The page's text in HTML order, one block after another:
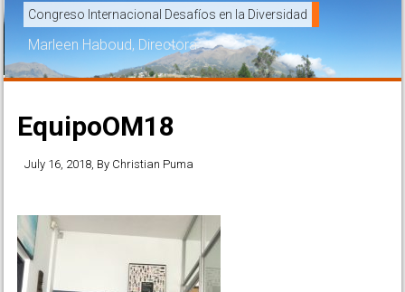
Congreso Internacional Desafíos en la Diversidad
Marleen Haboud, Directora
EquipoOM18
July 16, 2018 , By Christian Puma